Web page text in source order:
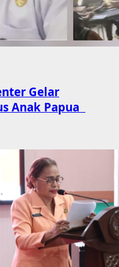
Gelar
Anak Papua